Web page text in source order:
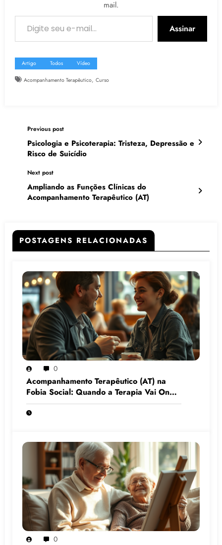
mail.
Digite seu e-mail…
Assinar
Artigo Todos Vídeo
Acompanhamento Terapêutico, Curso
Previous post
Psicologia e Psicoterapia: Tristeza, Depressão e
Risco de Suicídio
Next post
Ampliando as Funções Clínicas do
Acompanhamento Terapêutico (AT)
POSTAGENS RELACIONADAS
0
Acompanhamento Terapêutico (AT) na
Fobia Social: Quando a Terapia Vai Onde
o Medo Mora
0